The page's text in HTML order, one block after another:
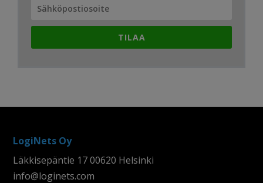
TILAA
LogiNets Oy
Läkkisepäntie 17 00620 Helsinki
info@loginets.com